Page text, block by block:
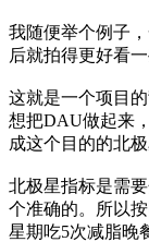
我随便举个例子
后就拍得更好看
这就是一个项目
想把DAU做起来
成这个目的的北
北极星指标是需
个准确的。所以
星期吃5次减脂晚